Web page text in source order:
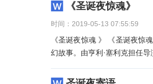
《圣诞夜惊魂》
时间：2019-05-13 07:55:59
《圣诞夜惊魂 》 《圣诞夜惊
幻故事。由亨利·塞利克担任导